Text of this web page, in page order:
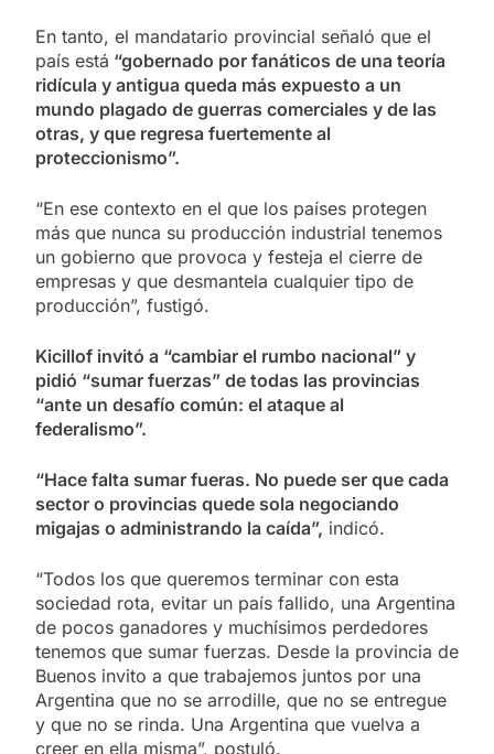
En tanto, el mandatario provincial señaló que el
país está “gobernado por fanáticos de una teoría
ridícula y antigua queda más expuesto a un
mundo plagado de guerras comerciales y de las
otras, y que regresa fuertemente al
proteccionismo”.
“En ese contexto en el que los países protegen
más que nunca su producción industrial tenemos
un gobierno que provoca y festeja el cierre de
empresas y que desmantela cualquier tipo de
producción”, fustigó.
Kicillof invitó a “cambiar el rumbo nacional” y
pidió “sumar fuerzas” de todas las provincias
“ante un desafío común: el ataque al
federalismo”.
“Hace falta sumar fueras. No puede ser que cada
sector o provincias quede sola negociando
migajas o administrando la caída”, indicó.
“Todos los que queremos terminar con esta
sociedad rota, evitar un país fallido, una Argentina
de pocos ganadores y muchísimos perdedores
tenemos que sumar fuerzas. Desde la provincia de
Buenos invito a que trabajemos juntos por una
Argentina que no se arrodille, que no se entregue
y que no se rinda. Una Argentina que vuelva a
creer en ella misma”, postuló.